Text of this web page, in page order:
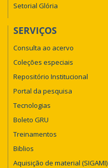
Setorial Glória
SERVIÇOS
Consulta ao acervo
Coleções especiais
Repositório Institucional
Portal da pesquisa
Tecnologias
Boleto GRU
Treinamentos
Biblios
Aquisição de material (SIGAMI)